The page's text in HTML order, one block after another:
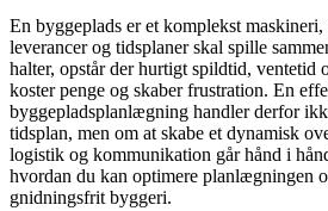
En byggeplads er et komplekst
leverancer og tidsplaner skal spille
halter, opstår der hurtigt spildtid, ventetid
koster penge og skaber frustration. En
byggepladsplanlægning handler derfor
tidsplan, men om at skabe et dynamisk
logistik og kommunikation går hånd i
hvordan du kan optimere planlægningen
gnidningsfrit byggeri.